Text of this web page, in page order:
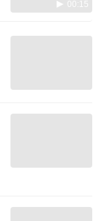
00:15